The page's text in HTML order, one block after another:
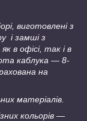
виготовлені з
і замші з
в офісі, так і в
каблука — 8-
на
матеріалів.
кольорів —